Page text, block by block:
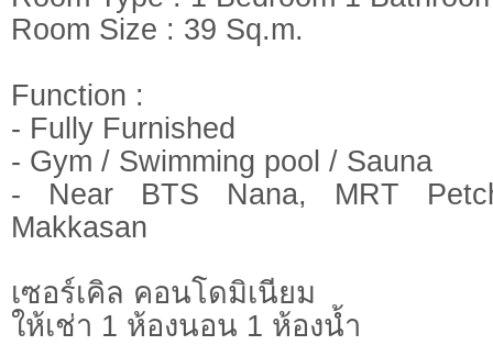
Room Size : 39 Sq.m.
Function :
- Fully Furnished
- Gym / Swimming pool / Sauna
- Near BTS Nana, MRT
Makkasan
เซอร์เคิล คอนโดมิเนียม
ให้เช่า 1 ห้องนอน 1 ห้องน้ำ